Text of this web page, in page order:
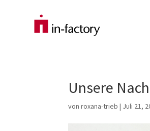
Unsere
vonroxana-trieb | Juli 21,